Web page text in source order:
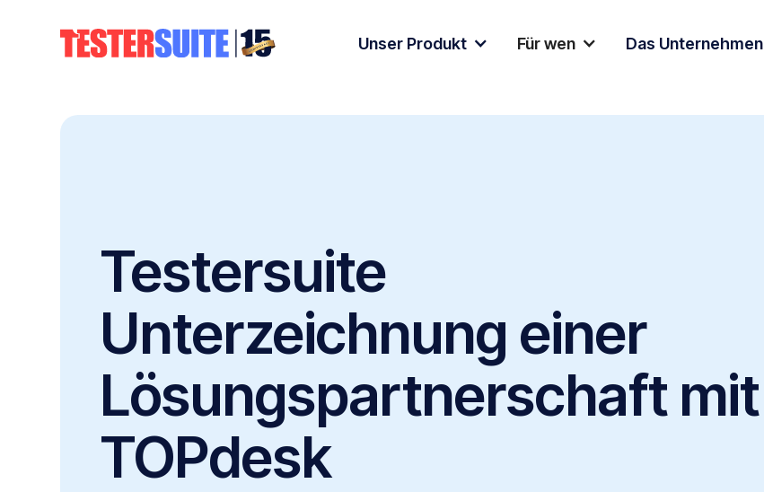
Unser Produkt Für wen Das Unternehmen
Testersuite
Unterzeichnung einer
Lösungspartnerschaft mit
TOPdesk